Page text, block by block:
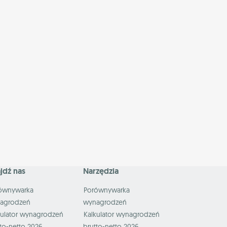
nas
wynagrodzeń
Narzędzia
Porównywarka
wynagrodzeń
Kalkulator wynagrodzeń